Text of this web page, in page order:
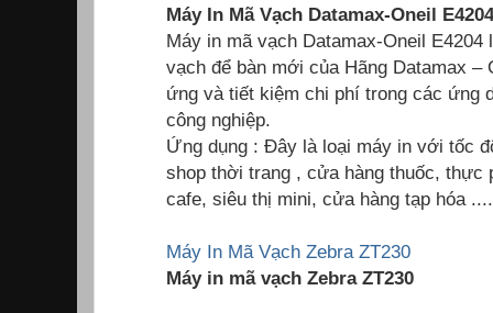
Máy In Mã Vạch Datamax-Oneil
Máy in mã vạch Datamax-Oneil E4204
vạch để bàn mới của Hãng Datamax –
ứng và tiết kiệm chi phí trong các ứng
công nghiệp.
Ứng dụng : Đây là loại máy in với tốc
shop thời trang , cửa hàng thuốc, thực
cafe, siêu thị mini, cửa hàng tạp hóa ....
Máy In Mã Vạch Zebra ZT230
Máy in mã vạch Zebra ZT230